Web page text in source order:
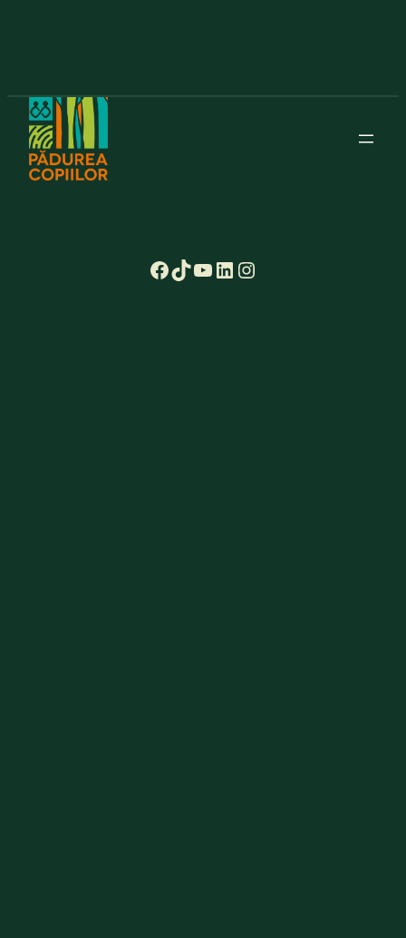
Facebook
TikTok
YouTube
LinkedIn
Instagram